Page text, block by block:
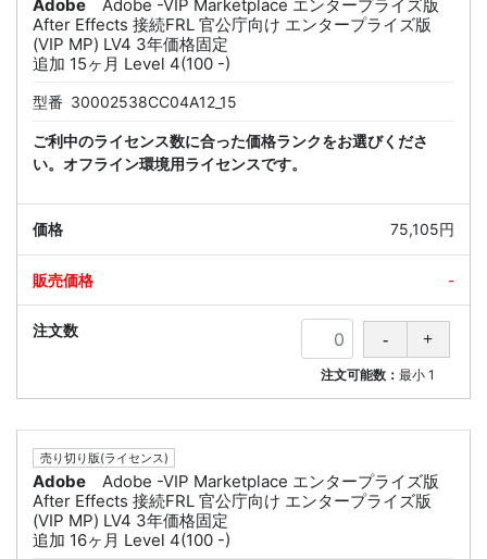
Adobe
Adobe -VIP Marketplace エンタープライズ版
After Effects 接続FRL 官公庁向け エンタープライズ版
(VIP MP) LV4 3年価格固定
追加 15ヶ月 Level 4(100 -)
型番 30002538CC04A12_15
ご利中のライセンス数に合った価格ランクをお選びくださ
い。オフライン環境用ライセンスです。
75,105円
-
注文可能数：最小 1
売り切り版(ライセンス)
Adobe
Adobe -VIP Marketplace エンタープライズ版
After Effects 接続FRL 官公庁向け エンタープライズ版
(VIP MP) LV4 3年価格固定
追加 16ヶ月 Level 4(100 -)